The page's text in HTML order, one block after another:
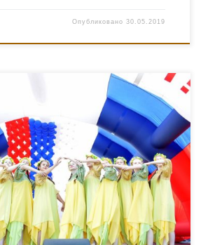
Опубликовано30.05.2019